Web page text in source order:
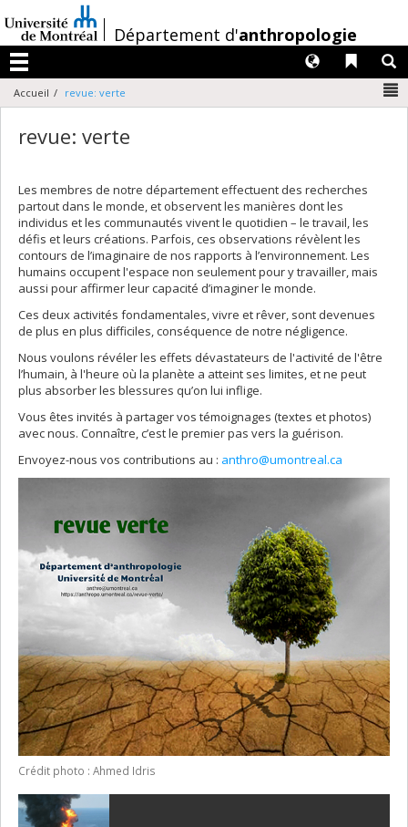
au
contenu
/Département d'anthropologie
Menu
Liens
Langues
Accueil revue: verte
revue: verte
Les membres de notre département effectuent des recherches
partout dans le monde, et observent les manières dont les
individus et les communautés vivent le quotidien – le travail, les
défis et leurs créations. Parfois, ces observations révèlent les
contours de l’imaginaire de nos rapports à l’environnement. Les
humains occupent l'espace non seulement pour y travailler, mais
aussi pour affirmer leur capacité d’imaginer le monde.
Ces deux activités fondamentales, vivre et rêver, sont devenues
de plus en plus difficiles, conséquence de notre négligence.
Nous voulons révéler les effets dévastateurs de l'activité de l'être
l’humain, à l'heure où la planète a atteint ses limites, et ne peut
plus absorber les blessures qu’on lui inflige.
Vous êtes invités à partager vos témoignages (textes et photos)
avec nous. Connaître, c’est le premier pas vers la guérison.
Envoyez-nous vos contributions au : anthro@umontreal.ca
Crédit photo : Ahmed Idris